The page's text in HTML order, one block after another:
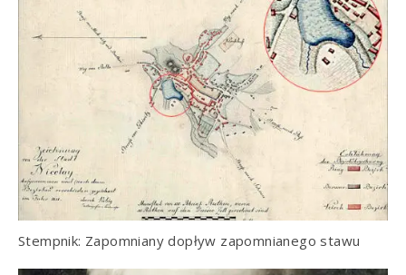
Stempnik: Zapomniany dopływ zapomnianego stawu